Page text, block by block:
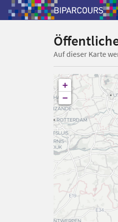
Auf dieser Karte
+
−